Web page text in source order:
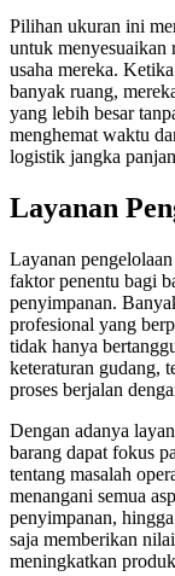
Pilihan ukuran ini
untuk menyesuaikan
usaha mereka.
banyak ruang,
yang lebih besar
menghemat waktu
logistik jangka
Layanan
Layanan
faktor penentu bagi
penyimpanan.
profesional yang
tidak hanya
keteraturan gudang,
proses berjalan
Dengan adanya
barang dapat fokus
tentang masalah
menangani semua
penyimpanan,
saja memberikan
meningkatkan